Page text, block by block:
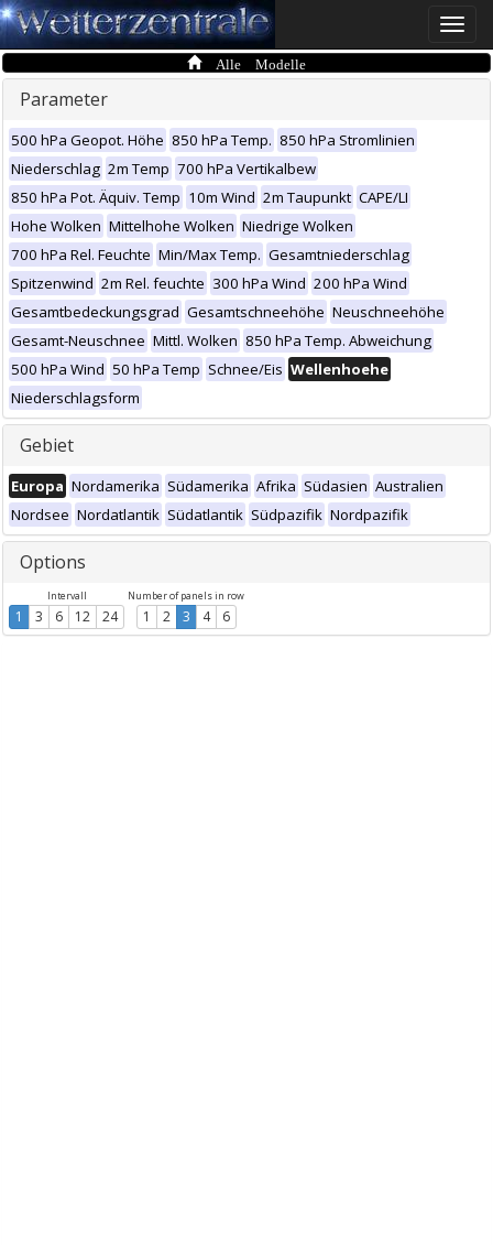
Toggle
Alle Modelle
Parameter
500 hPa Geopot. Höhe 850 hPa Temp. 850 hPa Stromlinien
Niederschlag 2m Temp 700 hPa Vertikalbew
850 hPa Pot. Äquiv. Temp 10m Wind 2m Taupunkt CAPE/LI
Hohe Wolken Mittelhohe Wolken Niedrige Wolken
700 hPa Rel. Feuchte Min/Max Temp. Gesamtniederschlag
Spitzenwind 2m Rel. feuchte 300 hPa Wind 200 hPa Wind
Gesamtbedeckungsgrad Gesamtschneehöhe Neuschneehöhe
Gesamt-Neuschnee Mittl. Wolken 850 hPa Temp. Abweichung
500 hPa Wind 50 hPa Temp Schnee/Eis Wellenhoehe
Niederschlagsform
Gebiet
Europa Nordamerika Südamerika Afrika Südasien Australien
Nordsee Nordatlantik Südatlantik Südpazifik Nordpazifik
Options
Intervall
1 3 6 12 24
Number of panels in row
1 2 3 4 6